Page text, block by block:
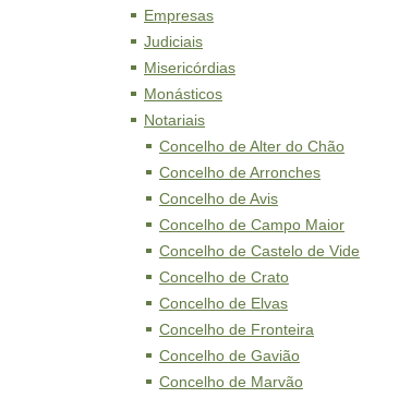
Empresas
Judiciais
Misericórdias
Monásticos
Notariais
Concelho de Alter do Chão
Concelho de Arronches
Concelho de Avis
Concelho de Campo Maior
Concelho de Castelo de Vide
Concelho de Crato
Concelho de Elvas
Concelho de Fronteira
Concelho de Gavião
Concelho de Marvão